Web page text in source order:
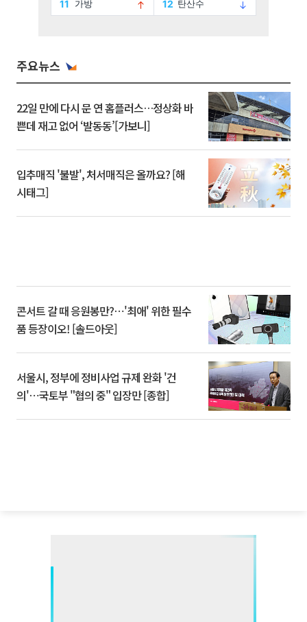
주요뉴스
22일 만에 다시 문 연 홈플러스…정상화 바
쁜데 재고 없어 ‘발동동’[가보니]
입추매직 '불발', 처서매직은 올까요? [해
시태그]
콘서트 갈 때 응원봉만?⋯'최애' 위한 필수
품 등장이오! [솔드아웃]
서울시, 정부에 정비사업 규제 완화 '건
의'⋯국토부 "협의 중" 입장만 [종합]